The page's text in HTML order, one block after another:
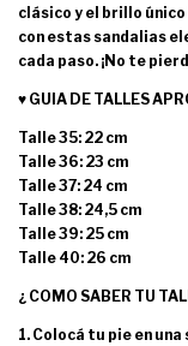
clásico y el brillo
con estas sandalias
cada paso. ¡No te
♥ GUIA DE TALLES
Talle 35: 22 cm
Talle 36: 23 cm
Talle 37: 24 cm
Talle 38: 24,5 cm
Talle 39: 25 cm
Talle 40: 26 cm
¿ COMO SABER TU
1. Colocá tu pie en